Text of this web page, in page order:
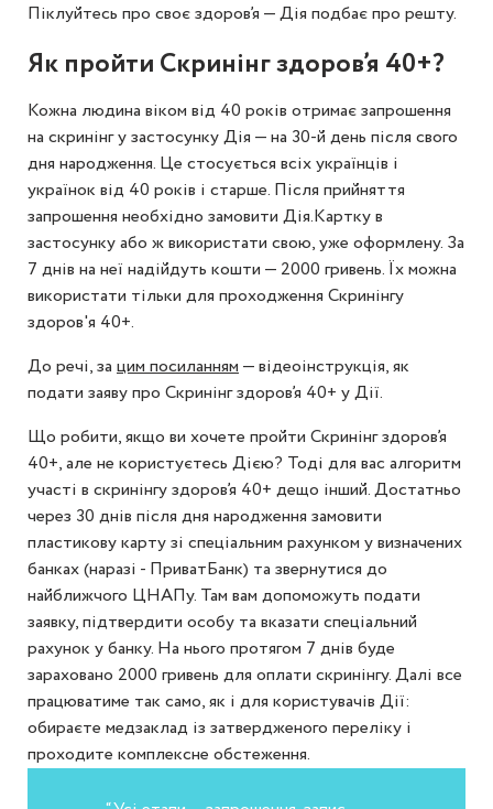
Піклуйтесь про своє здоров’я — Дія подбає про решту.
Як пройти Скринінг здоров’я 40+?
Кожна людина віком від 40 років отримає запрошення
на скринінг у застосунку Дія — на 30-й день після свого
дня народження. Це стосується всіх українців і
українок від 40 років і старше. Після прийняття
запрошення необхідно замовити Дія.Картку в
застосунку або ж використати свою, уже оформлену. За
7 днів на неї надійдуть кошти — 2000 гривень. Їх можна
використати тільки для проходження Скринінгу
здоров'я 40+.
До речі, за цим посиланням— відеоінструкція, як
подати заяву про Скринінг здоров’я 40+ у Дії.
Що робити, якщо ви хочете пройти Скринінг здоров’я
40+, але не користуєтесь Дією? Тоді для вас алгоритм
участі в скринінгу здоров’я 40+ дещо інший. Достатньо
через 30 днів після дня народження замовити
пластикову карту зі спеціальним рахунком у визначених
банках (наразі - ПриватБанк) та звернутися до
найближчого ЦНАПу. Там вам допоможуть подати
заявку, підтвердити особу та вказати спеціальний
рахунок у банку. На нього протягом 7 днів буде
зараховано 2000 гривень для оплати скринінгу. Далі все
працюватиме так само, як і для користувачів Дії:
обираєте медзаклад із затвердженого переліку і
проходите комплексне обстеження.